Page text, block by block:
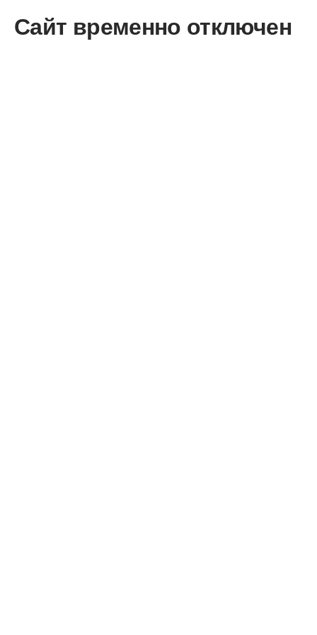
Сайт временно отключен